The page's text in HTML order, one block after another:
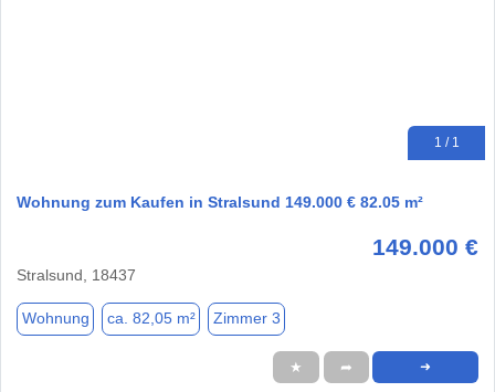
1 / 1
Wohnung zum Kaufen in Stralsund 149.000 € 82.05 m²
149.000 €
Stralsund, 18437
Wohnung ca. 82,05 m² Zimmer 3
★ ➦ ➜